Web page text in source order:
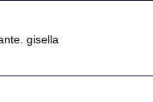
gisella